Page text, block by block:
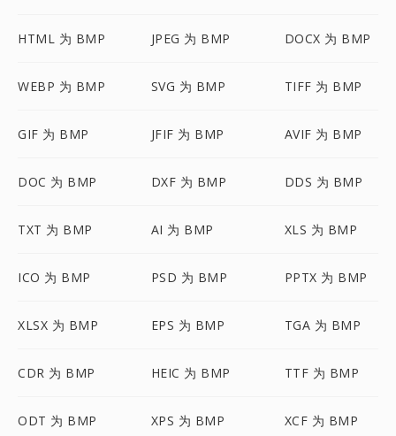
HTML 为 BMP JPEG 为 BMP DOCX 为 BMP
WEBP 为 BMP SVG 为 BMP TIFF 为 BMP
GIF 为 BMP JFIF 为 BMP AVIF 为 BMP
DOC 为 BMP DXF 为 BMP DDS 为 BMP
TXT 为 BMP AI 为 BMP XLS 为 BMP
ICO 为 BMP PSD 为 BMP PPTX 为 BMP
XLSX 为 BMP EPS 为 BMP TGA 为 BMP
CDR 为 BMP HEIC 为 BMP TTF 为 BMP
ODT 为 BMP XPS 为 BMP XCF 为 BMP